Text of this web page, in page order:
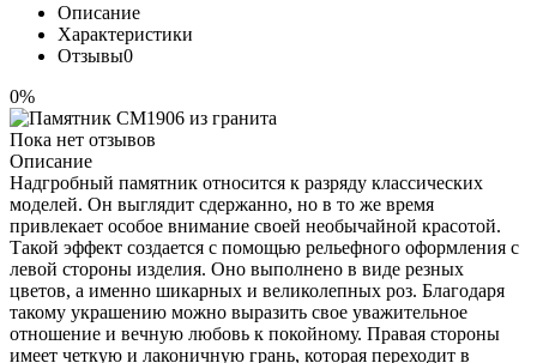
Описание
Характеристики
Отзывы0
0%
Пока нет отзывов
Описание
Надгробный памятник относится к разряду классических
моделей. Он выглядит сдержанно, но в то же время
привлекает особое внимание своей необычайной красотой.
Такой эффект создается с помощью рельефного оформления с
левой стороны изделия. Оно выполнено в виде резных
цветов, а именно шикарных и великолепных роз. Благодаря
такому украшению можно выразить свое уважительное
отношение и вечную любовь к покойному. Правая стороны
имеет четкую и лаконичную грань, которая переходит в